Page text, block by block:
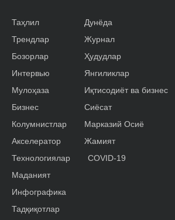
Таҳлил
Трендлар
Бозорлар
Интервью
Мулоҳаза
Бизнес
Колумнистлар
Акселератор
Дунёда
Журнал
Ҳудудлар
Янгиликлар
Иқтисодиёт ва бизнес
Сиёсат
Марказий Осиё
Жамият
Технологиялар
Маданият
Инфографика
Тадқиқотлар
COVID-19